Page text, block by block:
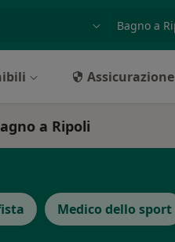
Assicurazione
a Ripoli
Medico dello sport